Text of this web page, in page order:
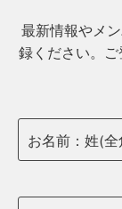
最新情報やメ
録ください。
お名前：姓(全